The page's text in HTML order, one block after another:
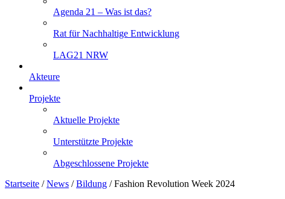
Agenda 21 – Was ist das?
Rat für Nachhaltige Entwicklung
LAG21 NRW
Akteure
Projekte
Aktuelle Projekte
Unterstützte Projekte
Abgeschlossene Projekte
Startseite /News /Bildung /Fashion Revolution Week 2024